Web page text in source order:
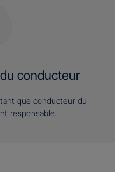
conducteur
que conducteur du
responsable.